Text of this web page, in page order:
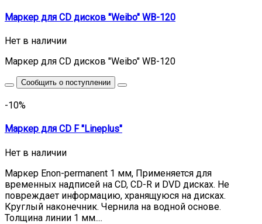
Маркер для CD дисков "Weibo" WB-120
Нет в наличии
Маркер для CD дисков "Weibo" WB-120
Сообщить о поступлении
-10%
Маркер для CD F "Lineplus"
Нет в наличии
Маркер Enon-permanent 1 мм, Применяется для
временных надписей на CD, CD-R и DVD дисках. Не
повреждает информацию, хранящуюся на дисках.
Круглый наконечник. Чернила на водной основе.
Толщина линии 1 мм....